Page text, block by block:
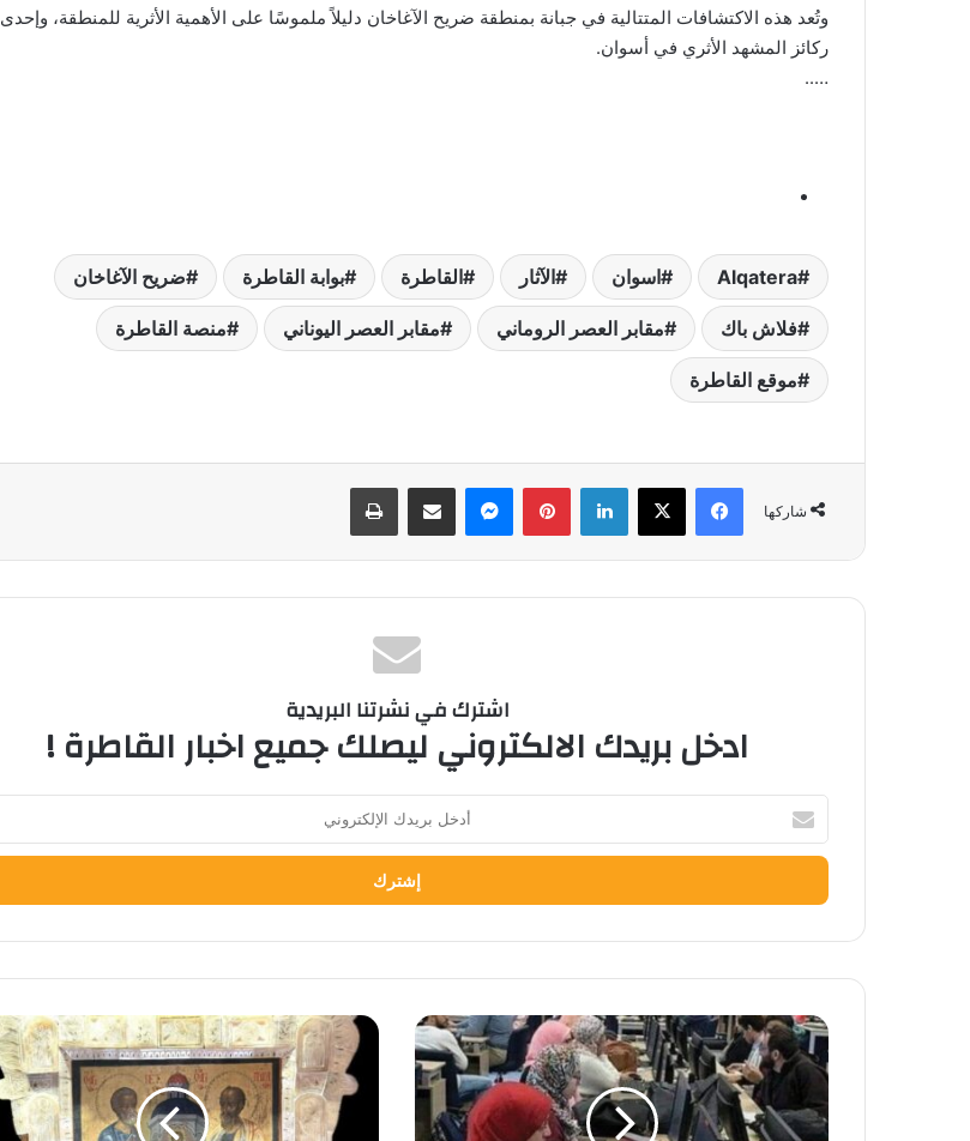
وتُعد هذه الاكتشافات المتتالية في جبانة بمنطقة ضريح الآغاخان دليلاً ملموسًا على الأهمية الأثرية للمنطقة، وإحدى
ركائز المشهد الأثري في أسوان.
…..
Alqatera اسوان الآثار القاطرة بوابة القاطرة ضريح الآغاخان
فلاش باك مقابر العصر الروماني مقابر العصر اليوناني منصة القاطرة
موقع القاطرة
شاركها
فيسبوك ‫X لينكدإن بينتيريستماسنجر مشاركة عبر البريد طباعة
اشترك في نشرتنا البريدية
ادخل بريدك الالكتروني ليصلك جميع اخبار القاطرة !
بريدك
الإلكتروني
تنسيق
الجامعات
٢٠٢٥
…
بالصور
تعرف
على
القطع
الأثرية